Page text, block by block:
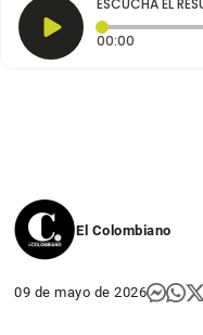
00:00 Tiempo
El Colombiano
09 de mayo de 2026